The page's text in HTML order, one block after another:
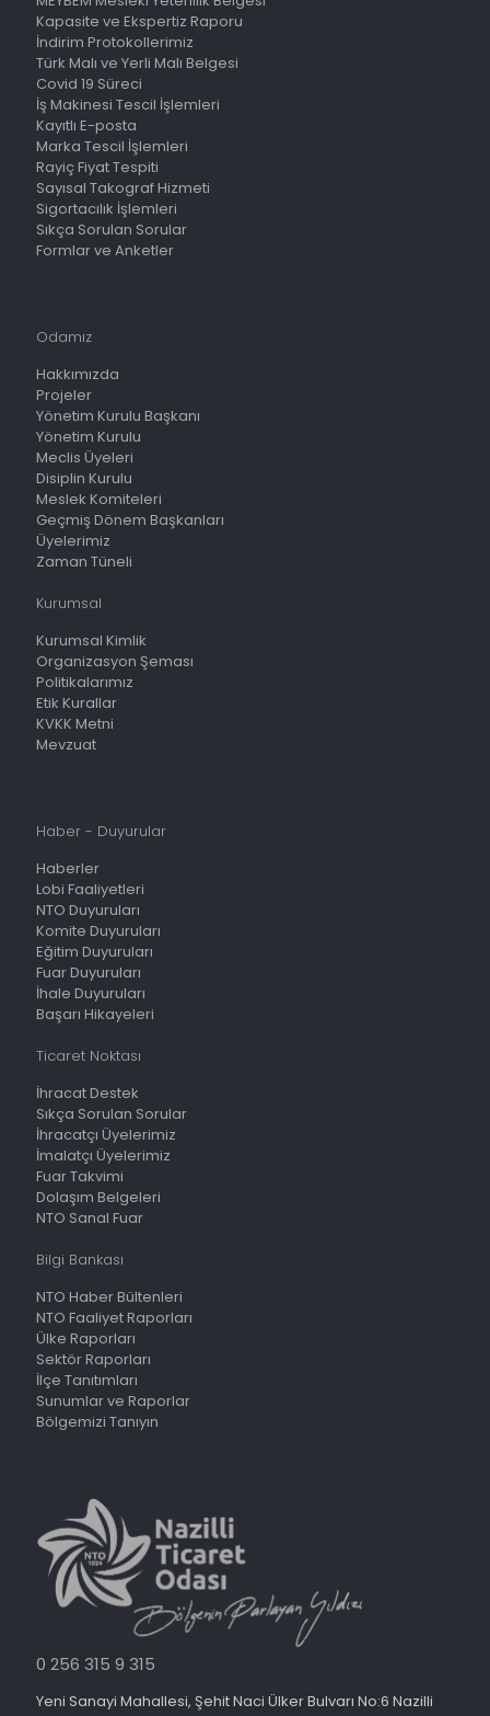
Kapasite ve Ekspertiz Raporu
İndirim Protokollerimiz
Türk Malı ve Yerli Malı Belgesi
Covid 19 Süreci
İş Makinesi Tescil İşlemleri
Kayıtlı E-posta
Marka Tescil İşlemleri
Rayiç Fiyat Tespiti
Sayısal Takograf Hizmeti
Sigortacılık İşlemleri
Sıkça Sorulan Sorular
Formlar ve Anketler
Odamız
Hakkımızda
Projeler
Yönetim Kurulu Başkanı
Yönetim Kurulu
Meclis Üyeleri
Disiplin Kurulu
Meslek Komiteleri
Geçmiş Dönem Başkanları
Üyelerimiz
Zaman Tüneli
Kurumsal
Kurumsal Kimlik
Organizasyon Şeması
Politikalarımız
Etik Kurallar
KVKK Metni
Mevzuat
Haber - Duyurular
Haberler
Lobi Faaliyetleri
NTO Duyuruları
Komite Duyuruları
Eğitim Duyuruları
Fuar Duyuruları
İhale Duyuruları
Başarı Hikayeleri
Ticaret Noktası
İhracat Destek
Sıkça Sorulan Sorular
İhracatçı Üyelerimiz
İmalatçı Üyelerimiz
Fuar Takvimi
Dolaşım Belgeleri
NTO Sanal Fuar
Bilgi Bankası
NTO Haber Bültenleri
NTO Faaliyet Raporları
Ülke Raporları
Sektör Raporları
İlçe Tanıtımları
Sunumlar ve Raporlar
Bölgemizi Tanıyın
0 256 315 9 315
Yeni Sanayi Mahallesi, Şehit Naci Ülker Bulvarı No:6 Nazilli